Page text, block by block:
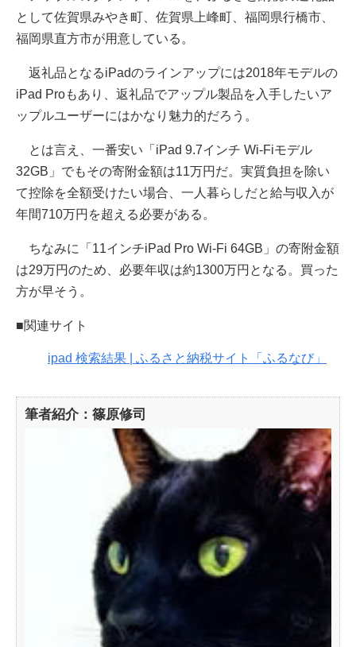
として佐賀県みやき町、佐賀県上峰町、福岡県行橋市、
福岡県直方市が用意している。
返礼品となるiPadのラインアップには2018年モデルの
iPad Proもあり、返礼品でアップル製品を入手したいア
ップルユーザーにはかなり魅力的だろう。
とは言え、一番安い「iPad 9.7インチ Wi-Fiモデル
32GB」でもその寄附金額は11万円だ。実質負担を除い
て控除を全額受けたい場合、一人暮らしだと給与収入が
年間710万円を超える必要がある。
ちなみに「11インチiPad Pro Wi-Fi 64GB」の寄附金額
は29万円のため、必要年収は約1300万円となる。買った
方が早そう。
■関連サイト
ipad 検索結果 | ふるさと納税サイト「ふるなび」
筆者紹介：篠原修司